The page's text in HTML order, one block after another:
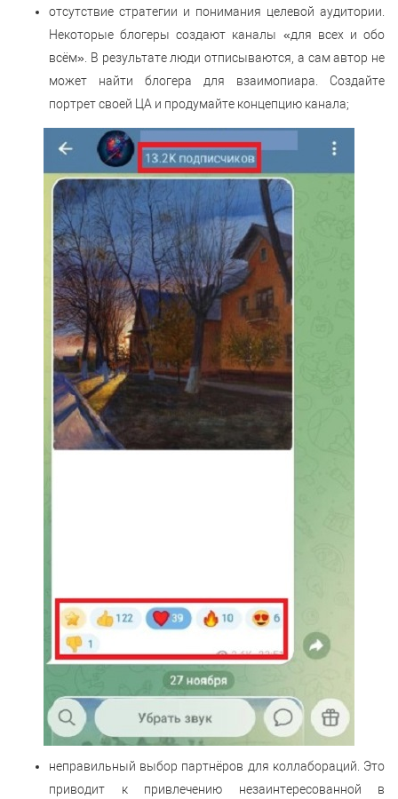
отсутствие стратегии и понимания целевой аудитории.
Некоторые блогеры создают каналы «для всех и обо
всём». В результате люди отписываются, а сам автор не
может найти блогера для взаимопиара. Создайте
портрет своей ЦА и продумайте концепцию канала;
неправильный выбор партнёров для коллабораций. Это
приводит к привлечению незаинтересованной в